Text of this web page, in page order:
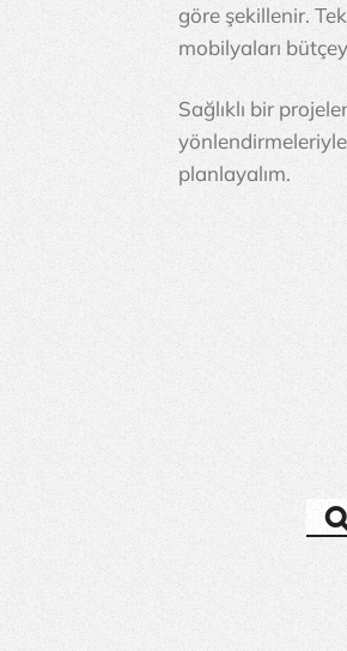
göre şekillenir.
mobilyaları
Sağlıklı bir
planlayalım.